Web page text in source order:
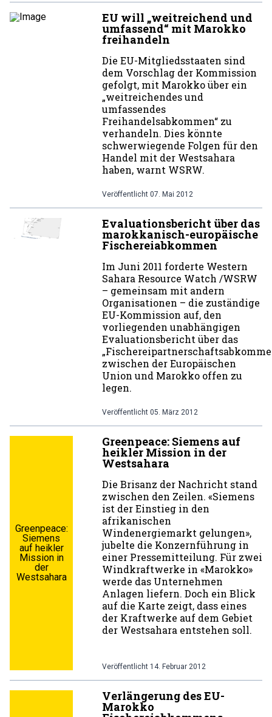
EU will „weitreichend und
umfassend“ mit Marokko
freihandeln
Die EU-Mitgliedsstaaten sind
dem Vorschlag der Kommission
gefolgt, mit Marokko über ein
„weitreichendes und
umfassendes
Freihandelsabkommen“ zu
verhandeln. Dies könnte
schwerwiegende Folgen für den
Handel mit der Westsahara
haben, warnt WSRW.
Veröffentlicht 07. Mai 2012
Evaluationsbericht über das
marokkanisch-europäische
Fischereiabkommen
Im Juni 2011 forderte Western
Sahara Resource Watch /WSRW
– gemeinsam mit andern
Organisationen – die zuständige
EU-Kommission auf, den
vorliegenden unabhängigen
Evaluationsbericht über das
zwischen der Europäischen
Union und Marokko offen zu
legen.
Veröffentlicht 05. März 2012
Greenpeace:
Siemens
auf heikler
Mission in
der
Westsahara
Greenpeace: Siemens auf
heikler Mission in der
Westsahara
Die Brisanz der Nachricht stand
zwischen den Zeilen. «Siemens
ist der Einstieg in den
afrikanischen
Windenergiemarkt gelungen»,
jubelte die Konzernführung in
einer Pressemitteilung. Für zwei
Windkraftwerke in «Marokko»
werde das Unternehmen
Anlagen liefern. Doch ein Blick
auf die Karte zeigt, dass eines
der Kraftwerke auf dem Gebiet
der Westsahara entstehen soll.
Veröffentlicht 14. Februar 2012
Verlängerung des EU-
Marokko